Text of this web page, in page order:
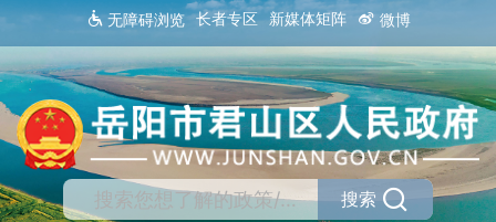
无障碍浏览 长者专区 新媒体矩阵 微博
搜索